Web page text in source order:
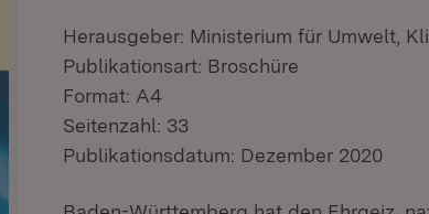
Herausgeber: Ministerium für Umwelt,
Publikationsart: Broschüre
Format: A4
Seitenzahl: 33
Publikationsdatum: Dezember 2020